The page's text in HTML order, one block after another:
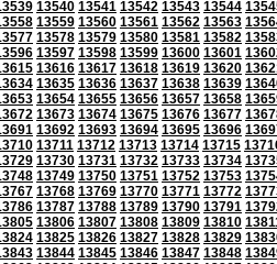
13540 13541 13542 13543 13544
13559 13560 13561 13562 13563
13578 13579 13580 13581 13582
13597 13598 13599 13600 13601
13616 13617 13618 13619 13620
13635 13636 13637 13638 13639
13654 13655 13656 13657 13658
13673 13674 13675 13676 13677
13692 13693 13694 13695 13696
13711 13712 13713 13714 13715
13730 13731 13732 13733 13734
13749 13750 13751 13752 13753
13768 13769 13770 13771 13772
13787 13788 13789 13790 13791
13806 13807 13808 13809 13810
13825 13826 13827 13828 13829
13844 13845 13846 13847 13848